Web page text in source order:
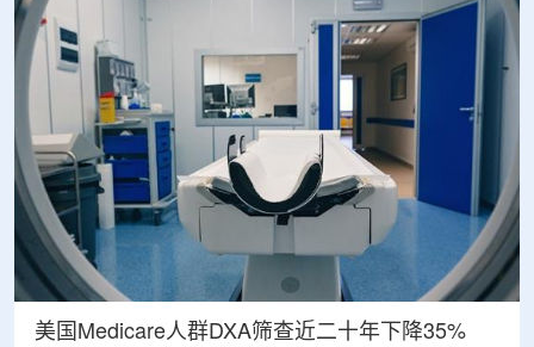
美国Medicare人群DXA筛查近二十年下降35%